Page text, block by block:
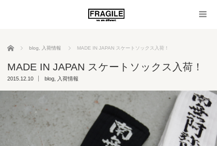
ホーム blog 入荷情報 MADE IN JAPAN スケートソックス入荷！
MADE IN JAPAN スケートソックス入荷！
2015.12.10 blog 入荷情報